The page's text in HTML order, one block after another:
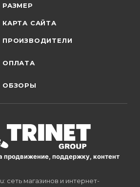
РАЗМЕР
КАРТА САЙТА
ПРОИЗВОДИТЕЛИ
ОПЛАТА
ОБЗОРЫ
продвижение, поддержку, контент
сеть магазинов и интернет-